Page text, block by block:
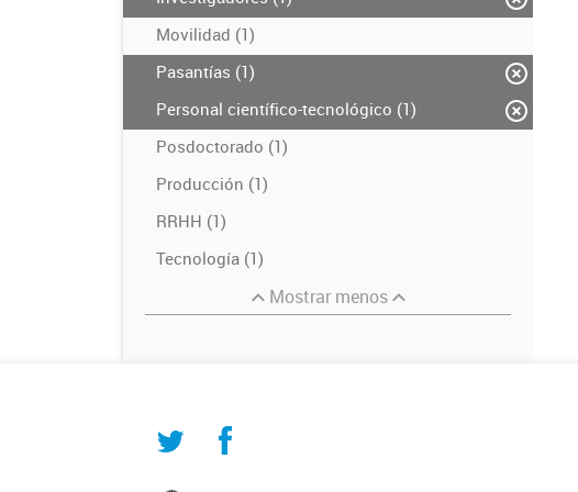
Movilidad (1)
Pasantías (1)
Personal científico-tecnológico (1)
Posdoctorado (1)
Producción (1)
RRHH (1)
Tecnología (1)
Mostrar menos